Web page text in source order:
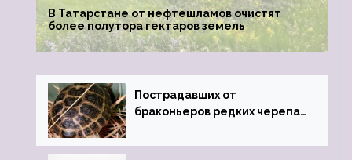
В Татарстане от нефтешламов очистят
более полутора гектаров земель
Пострадавших от
браконьеров редких черепах
зоопарк